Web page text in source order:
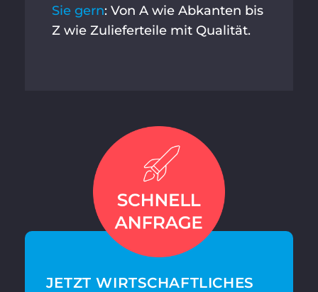
Sie gern: Von A wie Abkanten bis
Z wie Zulieferteile mit Qualität.
JETZT WIRTSCHAFT­LICHES